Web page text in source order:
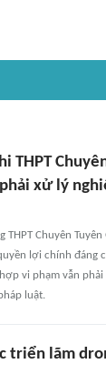
xử lý
Chuyên
lợi chính đáng
vi phạm vẫn
luật.
triển lãm